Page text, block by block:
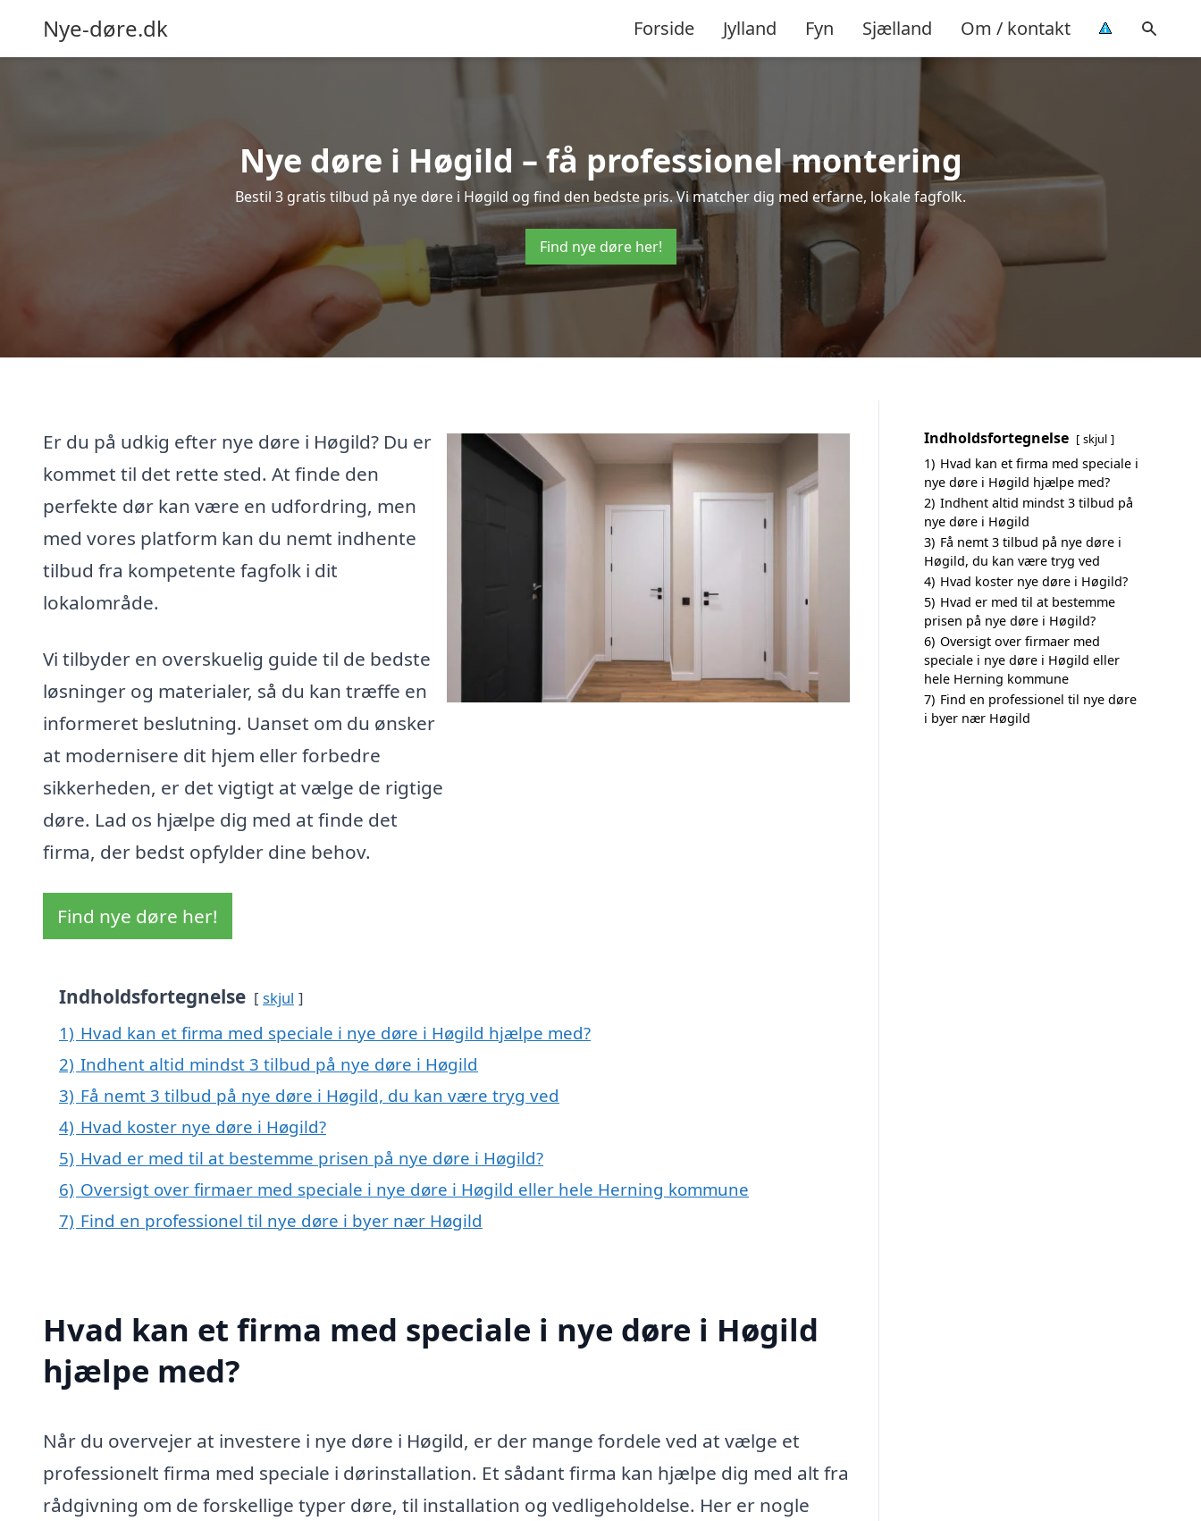
Nye-døre.dk Forside Jylland Fyn Sjælland Om / kontakt
Nye døre i Høgild – få professionel montering
Bestil 3 gratis tilbud på nye døre i Høgild og find den bedste pris. Vi matcher dig med erfarne, lokale fagfolk.
Find nye døre her!
Er du på udkig efter nye døre i Høgild? Du er
kommet til det rette sted. At finde den
perfekte dør kan være en udfordring, men
med vores platform kan du nemt indhente
tilbud fra kompetente fagfolk i dit
lokalområde.
Vi tilbyder en overskuelig guide til de bedste
løsninger og materialer, så du kan træffe en
informeret beslutning. Uanset om du ønsker
at modernisere dit hjem eller forbedre
sikkerheden, er det vigtigt at vælge de rigtige
døre. Lad os hjælpe dig med at finde det
firma, der bedst opfylder dine behov.
Find nye døre her!
Indholdsfortegnelse skjul
1) Hvad kan et firma med speciale i nye døre i Høgild hjælpe med?
2) Indhent altid mindst 3 tilbud på nye døre i Høgild
3) Få nemt 3 tilbud på nye døre i Høgild, du kan være tryg ved
4) Hvad koster nye døre i Høgild?
5) Hvad er med til at bestemme prisen på nye døre i Høgild?
6) Oversigt over firmaer med speciale i nye døre i Høgild eller hele Herning kommune
7) Find en professionel til nye døre i byer nær Høgild
Hvad kan et firma med speciale i nye døre i Høgild
hjælpe med?
Når du overvejer at investere i nye døre i Høgild, er der mange fordele ved at vælge et
professionelt firma med speciale i dørinstallation. Et sådant firma kan hjælpe dig med alt fra
rådgivning om de forskellige typer døre, til installation og vedligeholdelse. Her er nogle
Indholdsfortegnelse skjul
1) Hvad kan et firma med speciale i
nye døre i Høgild hjælpe med?
2) Indhent altid mindst 3 tilbud på
nye døre i Høgild
3) Få nemt 3 tilbud på nye døre i
Høgild, du kan være tryg ved
4) Hvad koster nye døre i Høgild?
5) Hvad er med til at bestemme
prisen på nye døre i Høgild?
6) Oversigt over firmaer med
speciale i nye døre i Høgild eller
hele Herning kommune
7) Find en professionel til nye døre
i byer nær Høgild